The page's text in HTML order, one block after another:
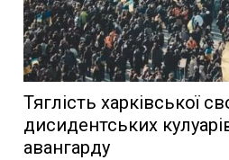
Тяглість харківської
дисидентських
авангарду